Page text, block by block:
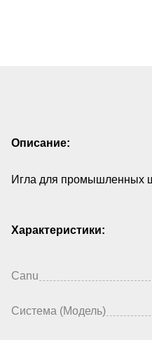
Описание:
Игла для промышленных
Характеристики:
Canu
Система (Модель)